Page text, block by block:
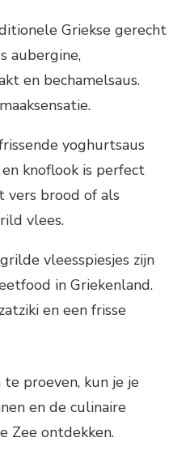
Griekse gerecht
aubergine,
en bechamelsaus.
yoghurtsaus
knoflook is perfect
brood of als
vlees.
vleesspiesjes zijn
in Griekenland.
en een frisse
proeven, kun je je
en de culinaire
Zee ontdekken.